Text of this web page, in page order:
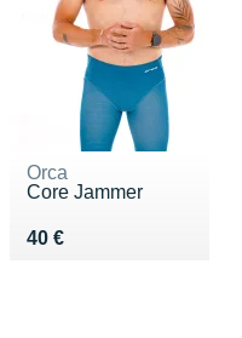
Orca
Core Jammer
40 €
Vendu 40 €